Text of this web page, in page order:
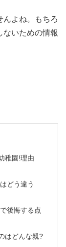
んよね。もちろ
ないための情報
稚園!理由
どう違う
後悔する点
はどんな親?